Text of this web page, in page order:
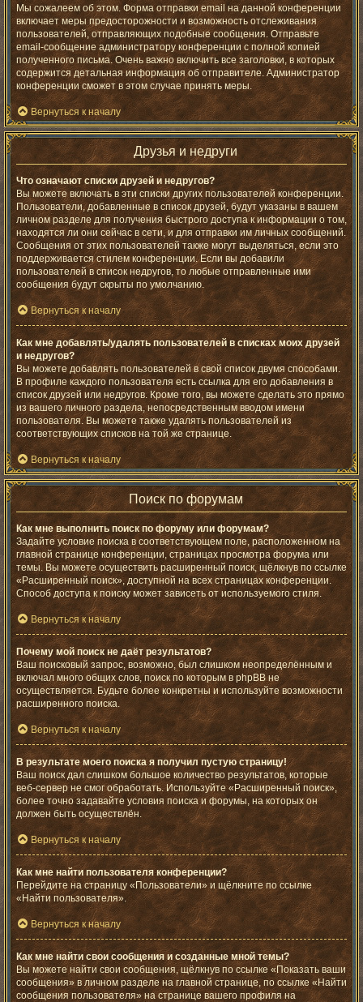
Мы сожалеем об этом. Форма отправки email на данной конференции
включает меры предосторожности и возможность отслеживания
пользователей, отправляющих подобные сообщения. Отправьте
email-сообщение администратору конференции с полной копией
полученного письма. Очень важно включить все заголовки, в которых
содержится детальная информация об отправителе. Администратор
конференции сможет в этом случае принять меры.
Вернуться к началу
Друзья и недруги
Что означают списки друзей и недругов?
Вы можете включать в эти списки других пользователей конференции.
Пользователи, добавленные в список друзей, будут указаны в вашем
личном разделе для получения быстрого доступа к информации о том,
находятся ли они сейчас в сети, и для отправки им личных сообщений.
Сообщения от этих пользователей также могут выделяться, если это
поддерживается стилем конференции. Если вы добавили
пользователей в список недругов, то любые отправленные ими
сообщения будут скрыты по умолчанию.
Вернуться к началу
Как мне добавлять/удалять пользователей в списках моих друзей
и недругов?
Вы можете добавлять пользователей в свой список двумя способами.
В профиле каждого пользователя есть ссылка для его добавления в
список друзей или недругов. Кроме того, вы можете сделать это прямо
из вашего личного раздела, непосредственным вводом имени
пользователя. Вы можете также удалять пользователей из
соответствующих списков на той же странице.
Вернуться к началу
Поиск по форумам
Как мне выполнить поиск по форуму или форумам?
Задайте условие поиска в соответствующем поле, расположенном на
главной странице конференции, страницах просмотра форума или
темы. Вы можете осуществить расширенный поиск, щёлкнув по ссылке
«Расширенный поиск», доступной на всех страницах конференции.
Способ доступа к поиску может зависеть от используемого стиля.
Вернуться к началу
Почему мой поиск не даёт результатов?
Ваш поисковый запрос, возможно, был слишком неопределённым и
включал много общих слов, поиск по которым в phpBB не
осуществляется. Будьте более конкретны и используйте возможности
расширенного поиска.
Вернуться к началу
В результате моего поиска я получил пустую страницу!
Ваш поиск дал слишком большое количество результатов, которые
веб-сервер не смог обработать. Используйте «Расширенный поиск»,
более точно задавайте условия поиска и форумы, на которых он
должен быть осуществлён.
Вернуться к началу
Как мне найти пользователя конференции?
Перейдите на страницу «Пользователи» и щёлкните по ссылке
«Найти пользователя».
Вернуться к началу
Как мне найти свои сообщения и созданные мной темы?
Вы можете найти свои сообщения, щёлкнув по ссылке «Показать ваши
сообщения» в личном разделе на главной странице, по ссылке «Найти
сообщения пользователя» на странице вашего профиля на